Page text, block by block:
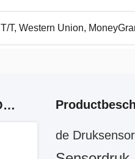
T/T, Western Union,
GERELATEERDE PRODUCTEN
de